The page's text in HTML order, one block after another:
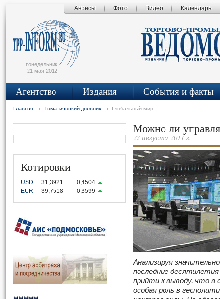
Анонсы Фото Видео Календарь
понедельник,
21 мая 2012
Агентство Издания События и факты
Главная Тематический дневник Глобальный мир
Котировки
USD 31,3921
0,4504
EUR
39,7518 0,3599
Можно ли
22 августа 2011 г.
Анализируя
последние
прийти к выводу, что в
особая роль в